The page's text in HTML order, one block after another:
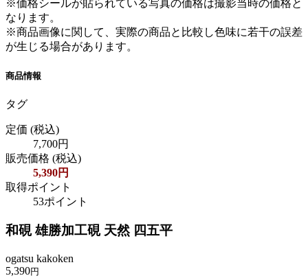
※価格シールが貼られている写真の価格は撮影当時の価格と
なります。
※商品画像に関して、実際の商品と比較し色味に若干の誤差
が生じる場合があります。
商品情報
タグ
定価 (税込)
7,700円
販売価格 (税込)
5,390円
取得ポイント
53ポイント
和硯 雄勝加工硯 天然 四五平
ogatsu kakoken
5,390円